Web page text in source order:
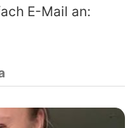
E-Mail an: